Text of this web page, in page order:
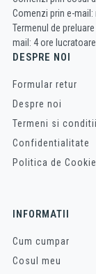
Comenzi prin e-
Termenul de
mail: 4 ore lucratoare
DESPRE NOI
Formular retur
Despre noi
Termeni si conditii
Confidentialitate
Politica de
INFORMATII
Cum cumpar
Cosul meu